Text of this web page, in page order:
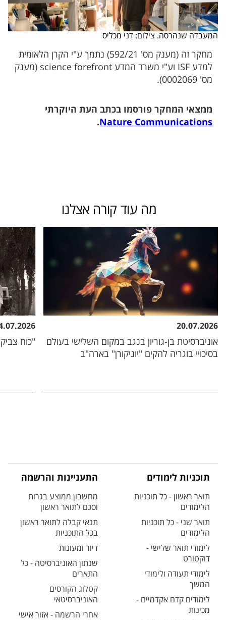
המעבדה שנהרסה. צילום: דני מכליס
מחקר זה (מענק מס' 592/21) נתמך ע"י הקרן הלאומית
למדע ISF וע"י משרד המדע science forefront (מענק
מס' 0002069).
ממצאי המחקר פורסמו בכתב העת היוקרתי
Nature Communications
.
מה עוד קורה אצלנו
20.07.2026
אוניברסיטת בן-גוריון בנגב במקום השלישי בעולם
בסיכויי בוגריה להקים "יוניקורן" בארה"ב
"כוח
תוכניות לימודים
תואר ראשון - כל תוכניות
הלימודים
תואר שני - כל תוכניות
הלימודים
לימודי תואר שלישי -
דוקטורט
לימודי תעודה ולימודי
המשך
לימודים קדם אקדמיים -
מכינות
התעניינות והרשמה
מחשבון ממוצע בגרות
וסכם לתואר ראשון
תנאי קבלה לתואר ראשון
בכל התוכניות
דיור ומעונות
שנתון האוניברסיטה - כל
התארים
קטלוג הקורסים
האוניברסיטאי
אחרי הרשמה - אזור אישי